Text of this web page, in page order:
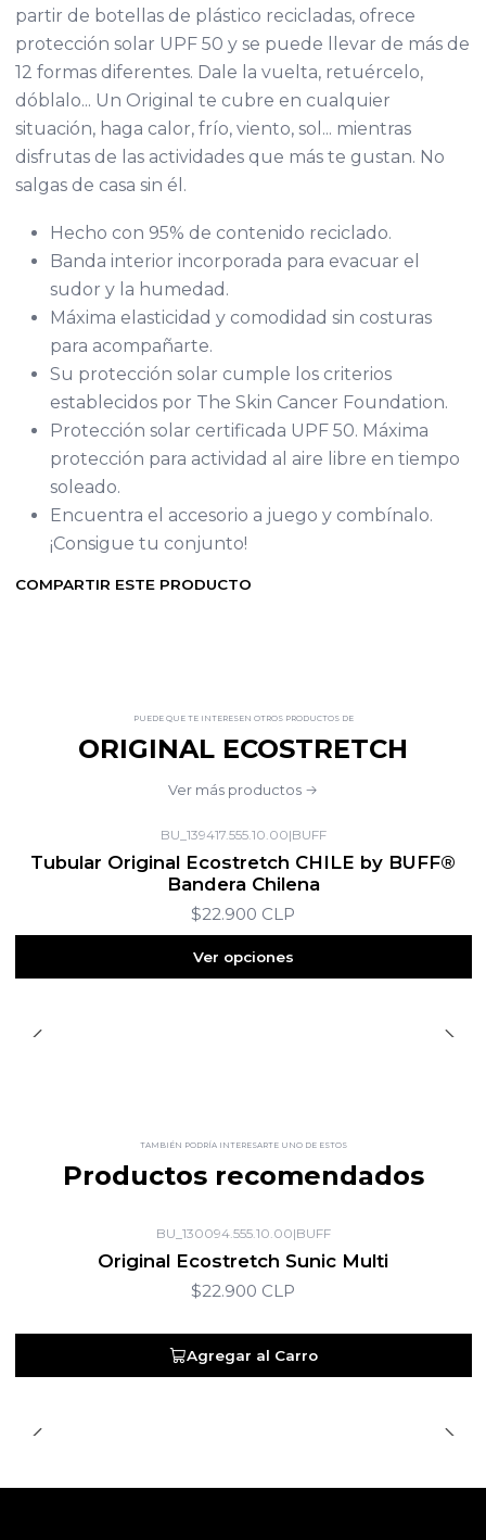
partir de botellas de plástico recicladas, ofrece
protección solar UPF 50 y se puede llevar de más de
12 formas diferentes. Dale la vuelta, retuércelo,
dóblalo... Un Original te cubre en cualquier
situación, haga calor, frío, viento, sol... mientras
disfrutas de las actividades que más te gustan. No
salgas de casa sin él.
Hecho con 95% de contenido reciclado.
Banda interior incorporada para evacuar el
sudor y la humedad.
Máxima elasticidad y comodidad sin costuras
para acompañarte.
Su protección solar cumple los criterios
establecidos por The Skin Cancer Foundation.
Protección solar certificada UPF 50. Máxima
protección para actividad al aire libre en tiempo
soleado.
Encuentra el accesorio a juego y combínalo.
¡Consigue tu conjunto!
COMPARTIR ESTE PRODUCTO
PUEDE QUE TE INTERESEN OTROS PRODUCTOS DE
ORIGINAL ECOSTRETCH
Ver más productos
BU_139417.555.10.00|BUFF
Tubular Original Ecostretch CHILE by BUFF®
Bandera Chilena
$22.900 CLP
Ver opciones
TAMBIÉN PODRÍA INTERESARTE UNO DE ESTOS
Productos recomendados
BU_130094.555.10.00|BUFF
Original Ecostretch Sunic Multi
$22.900 CLP
Agregar al Carro